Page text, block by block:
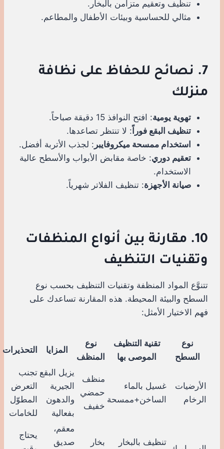
تنظيف وتعقيم متزامن بالبخار.
مثالي للحساسية وبيئات الأطفال والمطاعم.
7. نصائح للحفاظ على نظافة
منزلك
تهوية يومية: افتح النوافذ 15 دقيقة صباحاً.
تنظيف البقع فوراً: لا تنتظر تصاعدها.
استخدام ممسحة ميكروفايبر : لجذب الأتربة أفضل.
تعقيم دوري: خاصة مقابض الأبواب والأسطح عالية
الاستخدام.
صيانة الأجهزة: تنظيف الفلاتر شهرياً.
10. مقارنة بين أنواع المنظفات
وتقنيات التنظيف
تتنوَّع المواد المنظفة وتقنيات التنظيف بحسب نوع
السطح والبيئة المحيطة. هذه المقارنة تساعدك على
فهم الاختيار الأمثل:
نوع
السطح
تقنية التنظيف
الموصى بها
نوع
المنظف
المزايا التحذيرات
الأرضيات
الرخام
غسيل بالماء
الساخن+ممسحة
منظف
حمضي
خفيف
يزيل البقع
الجيرية
والدهون
بفعالية
تجنب
التعرض
المطوّل
للخامات
تنظيف بالبخار بخار
معقم،
صديق
يحتاج